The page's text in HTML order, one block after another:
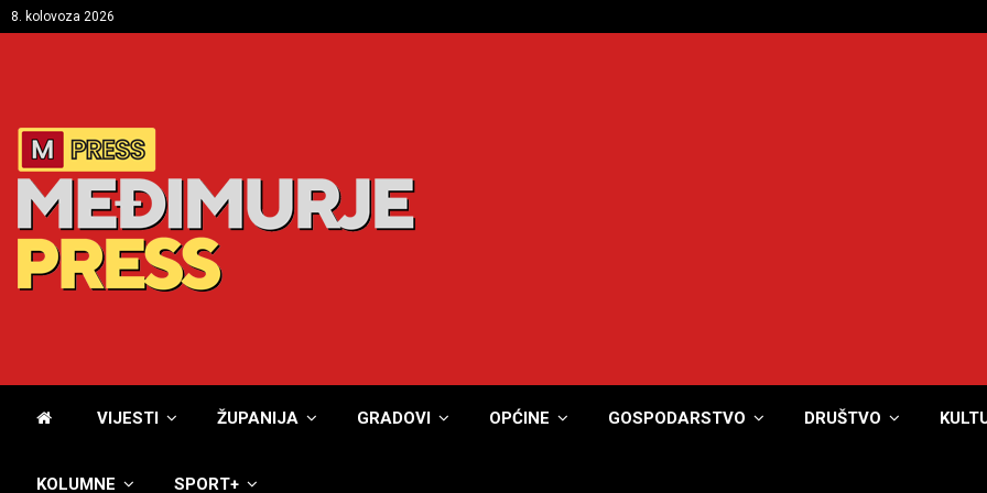
8. kolovoza 2026
VIJESTI ŽUPANIJA GRADOVI OPĆINE GOSPODARSTVO DRUŠTVO
KOLUMNE SPORT+